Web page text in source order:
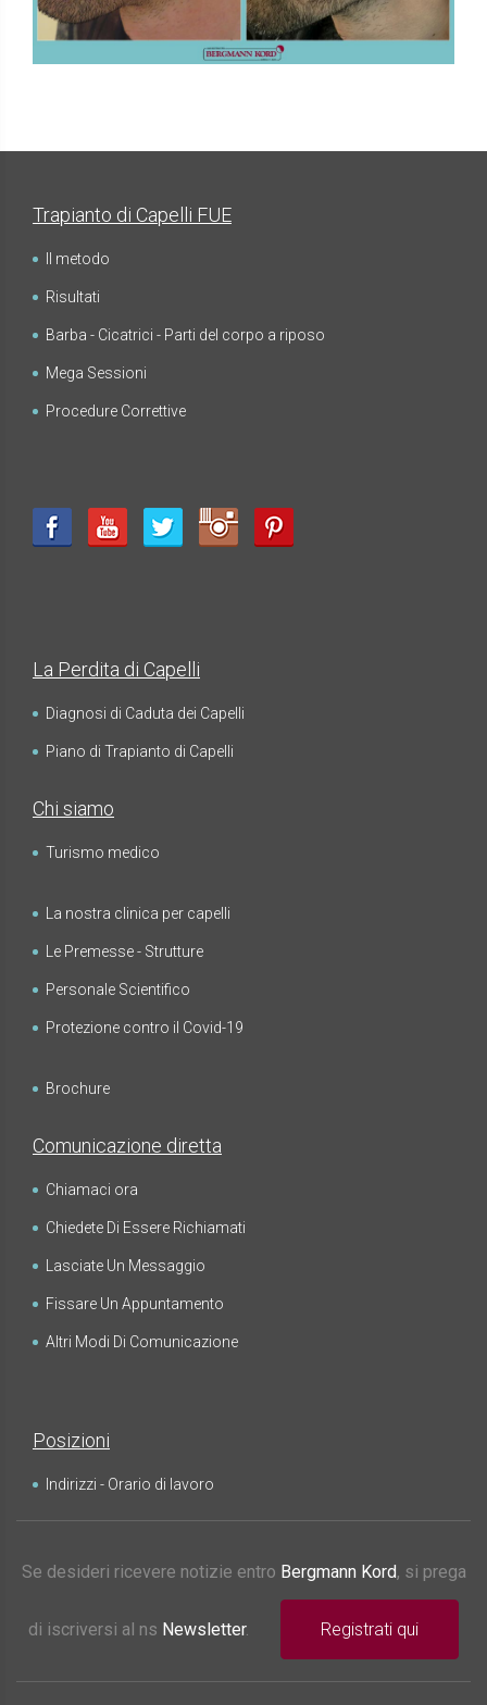
FUE - Risultati - Gallerie Fotografiche - IMPIANTI
IN ALTRE PARTI DEL CORPO
IN ALTRE PARTI DEL CORPO
Trapianto di Capelli FUE
Il metodo
Risultati
Barba - Cicatrici - Parti del corpo a riposo
Mega Sessioni
Procedure Correttive
La Perdita di Capelli
Diagnosi di Caduta dei Capelli
Piano di Trapianto di Capelli
Chi siamo
Turismo medico
La nostra clinica per capelli
Le Premesse - Strutture
Personale Scientifico
Protezione contro il Covid-19
Brochure
Comunicazione diretta
Chiamaci ora
Chiedete Di Essere Richiamati
Lasciate Un Messaggio
Fissare Un Appuntamento
Altri Modi Di Comunicazione
Posizioni
Indirizzi - Orario di lavoro
Se desideri ricevere notizie entro Bergmann Kord, si prega
di iscriversi al ns Newsletter. Registrati qui